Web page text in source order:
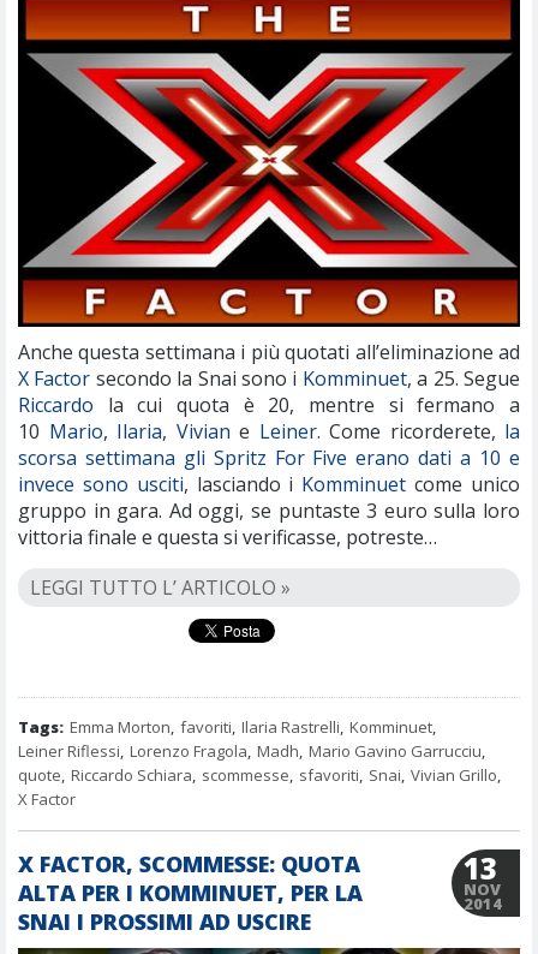
Anche questa settimana i più quotati all’eliminazione ad
X Factor secondo la Snai sono i Komminuet, a 25. Segue
Riccardo la cui quota è 20, mentre si fermano a
10 Mario, Ilaria, Vivian e Leiner. Come ricorderete, la
scorsa settimana gli Spritz For Five erano dati a 10 e
invece sono usciti, lasciando i Komminuet come unico
gruppo in gara. Ad oggi, se puntaste 3 euro sulla loro
vittoria finale e questa si verificasse, potreste…
LEGGI TUTTO L’ ARTICOLO »
Tags: Emma Morton, favoriti, Ilaria Rastrelli, Komminuet,
Leiner Riflessi, Lorenzo Fragola, Madh, Mario Gavino Garrucciu,
quote, Riccardo Schiara, scommesse, sfavoriti, Snai, Vivian Grillo,
X Factor
X FACTOR, SCOMMESSE: QUOTA
ALTA PER I KOMMINUET, PER LA
SNAI I PROSSIMI AD USCIRE
13
NOV
2014